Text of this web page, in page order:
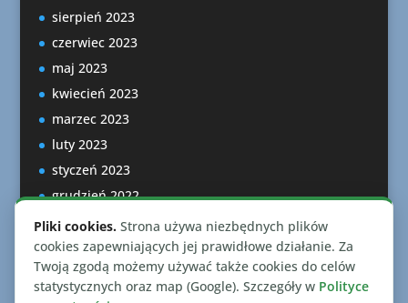
sierpień 2023
czerwiec 2023
maj 2023
kwiecień 2023
marzec 2023
luty 2023
styczeń 2023
grudzień 2022
listopad 2022
październik 2022
Pliki cookies. Strona używa niezbędnych plików
cookies zapewniających jej prawidłowe działanie. Za
Twoją zgodą możemy używać także cookies do celów
statystycznych oraz map (Google). Szczegóły w Polityce